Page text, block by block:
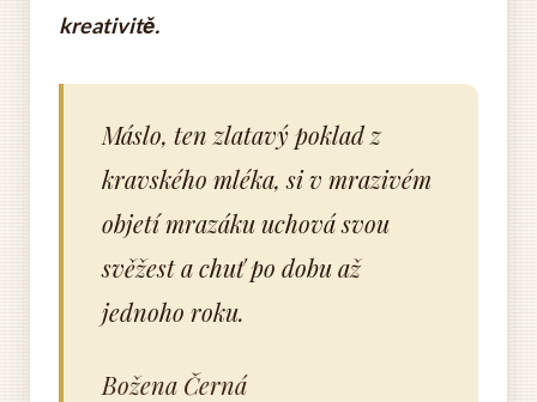
kreativitě.
Máslo, ten zlatavý poklad z
kravského mléka, si v mrazivém
objetí mrazáku uchová svou
svěžest a chuť po dobu až
jednoho roku.
Božena Černá